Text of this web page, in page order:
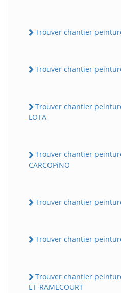
Trouver chantier
Trouver chantier peinture
Trouver chantier
LOTA
Trouver chantier
CARCOPiNO
Trouver chantier
Trouver chantier peinture
Trouver chantier
ET-RAMECOURT